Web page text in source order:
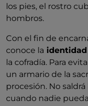
los pies, el rostro
hombros.
Con el fin de
conoce la identidad
la cofradía. Para
un armario de la
procesión. No
cuando nadie